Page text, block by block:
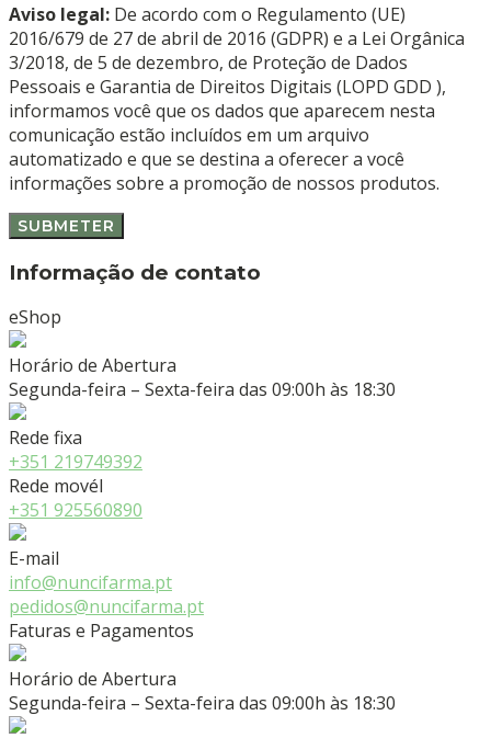
Aviso legal: De acordo com o Regulamento (UE)
2016/679 de 27 de abril de 2016 (GDPR) e a Lei Orgânica
3/2018, de 5 de dezembro, de Proteção de Dados
Pessoais e Garantia de Direitos Digitais (LOPD GDD ),
informamos você que os dados que aparecem nesta
comunicação estão incluídos em um arquivo
automatizado e que se destina a oferecer a você
informações sobre a promoção de nossos produtos.
Informação de contato
eShop
Horário de Abertura
Segunda-feira – Sexta-feira das 09:00h às 18:30
Rede fixa
+351 219749392
Rede movél
+351 925560890
E-mail
info@nuncifarma.pt
pedidos@nuncifarma.pt
Faturas e Pagamentos
Horário de Abertura
Segunda-feira – Sexta-feira das 09:00h às 18:30